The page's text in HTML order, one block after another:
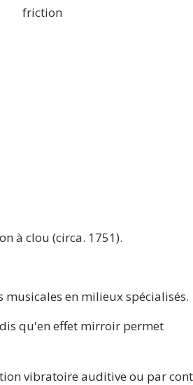
friction
à clou (circa. 1751).
en milieux spécialisés.
qu'en effet mirroir permet
vibratoire auditive ou par